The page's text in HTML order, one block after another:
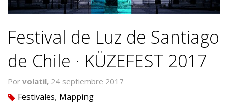
Festival de Luz de Santiago
de Chile · KÜZEFEST 2017
Por volatil, 24 septiembre 2017
tag Festivales, Mapping